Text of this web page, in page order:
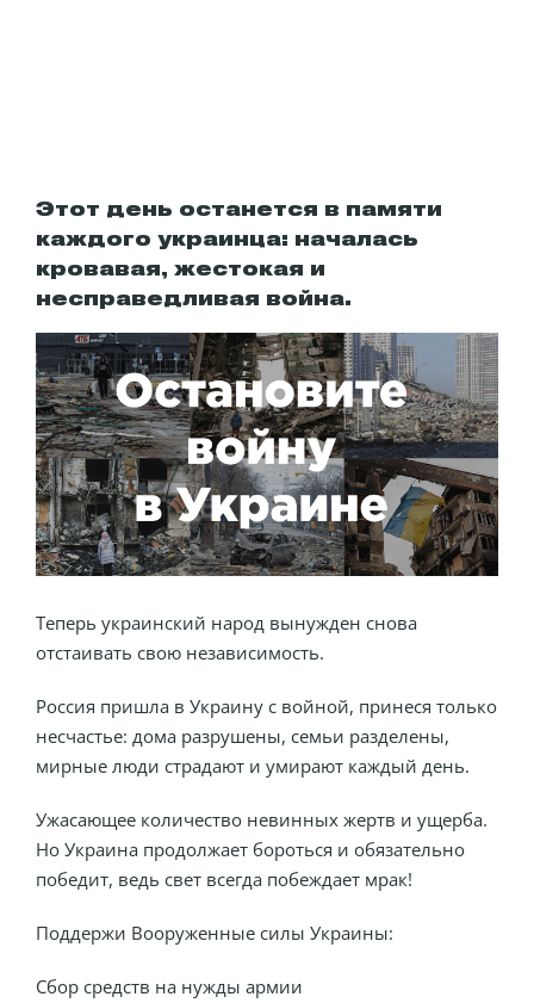
Этот день останется в памяти
каждого украинца: началась
кровавая, жестокая и
несправедливая война.
Теперь украинский народ вынужден снова
отстаивать свою независимость.
Россия пришла в Украину с войной, принеся только
несчастье: дома разрушены, семьи разделены,
мирные люди страдают и умирают каждый день.
Ужасающее количество невинных жертв и ущерба.
Но Украина продолжает бороться и обязательно
победит, ведь свет всегда побеждает мрак!
Поддержи Вооруженные силы Украины:
Сбор средств на нужды армии